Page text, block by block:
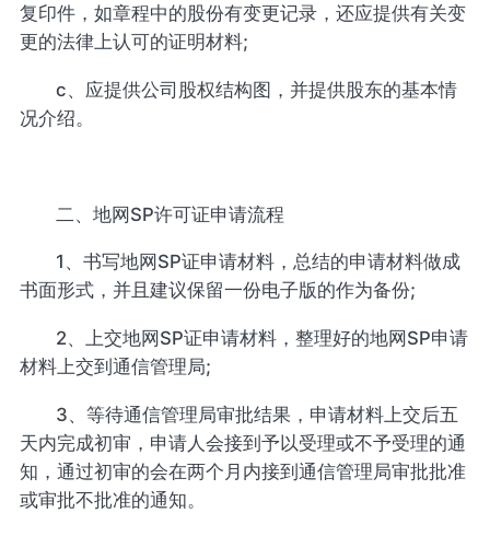
复印件，如章程中的股份有变更记录，还应提供有关变
更的法律上认可的证明材料;
c、应提供公司股权结构图，并提供股东的基本情
况介绍。
二、地网SP许可证申请流程
1、书写地网SP证申请材料，总结的申请材料做成
书面形式，并且建议保留一份电子版的作为备份;
2、上交地网SP证申请材料，整理好的地网SP申请
材料上交到通信管理局;
3、等待通信管理局审批结果，申请材料上交后五
天内完成初审，申请人会接到予以受理或不予受理的通
知，通过初审的会在两个月内接到通信管理局审批批准
或审批不批准的通知。